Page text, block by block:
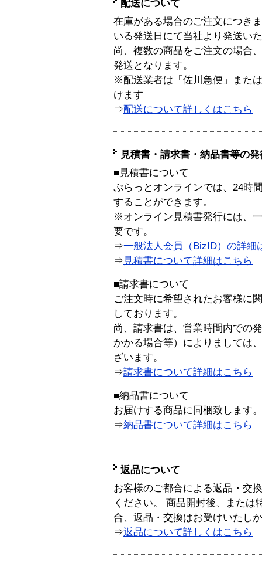
配送について
在庫がある場合のご注文につき
いる発送日にて当社より発送い
尚、複数の商品をご注文の場合
発送となります。
※配送業者は「佐川急便」また
けます
⇒配送について詳しくはこちら
見積書・請求書・納品書等の
■見積書について
ぷらっとオンラインでは、24時
することができます。
※オンライン見積書発行には、
要です。
⇒一般法人会員（BizID）の詳細
⇒ 見積書について詳細はこちら
■請求書について
ご注文時に希望されたお客様に
しております。
尚、請求書は、営業時間内での
かかる場合等）によりましては
ざいます。
⇒請求書について詳細はこちら
■納品書について
お届けする商品に同梱致します。
⇒納品書について詳細はこちら
返品について
お客様のご都合による返品・交
ください。 商品開封後、または
合、返品・交換はお受けいたし
⇒返品について詳しくはこちら